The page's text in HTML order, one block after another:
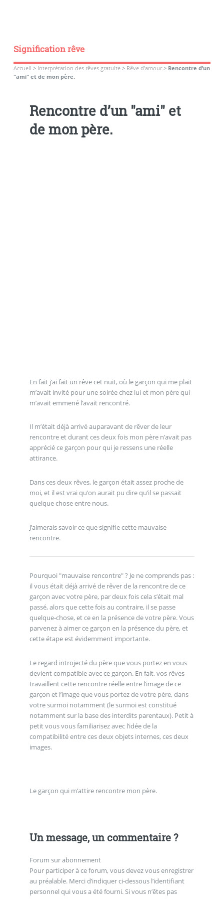
Signification rêve
Accueil > Interprétation des rêves gratuite> Rêve d’amour> Rencontre d’un
"ami" et de mon père.
Rencontre d’un "ami" et
de mon père.
En fait j’ai fait un rêve cet nuit, où le garçon qui me plait
m’avait invité pour une soirée chez lui et mon père qui
m’avait emmené l’avait rencontré.
Il m’était déjà arrivé auparavant de rêver de leur
rencontre et durant ces deux fois mon père n’avait pas
apprécié ce garçon pour qui je ressens une réelle
attirance.
Dans ces deux rêves, le garçon était assez proche de
moi, et il est vrai qu’on aurait pu dire qu’il se passait
quelque chose entre nous.
J’aimerais savoir ce que signifie cette mauvaise
rencontre.
Pourquoi "mauvaise rencontre" ? Je ne comprends pas :
il vous était déjà arrivé de rêver de la rencontre de ce
garçon avec votre père, par deux fois cela s’était mal
passé, alors que cette fois au contraire, il se passe
quelque-chose, et ce en la présence de votre père. Vous
parvenez à aimer ce garçon en la présence du père, et
cette étape est évidemment importante.
Le regard introjecté du père que vous portez en vous
devient compatible avec ce garçon. En fait, vos rêves
travaillent cette rencontre réelle entre l’image de ce
garçon et l’image que vous portez de votre père, dans
votre surmoi notamment (le surmoi est constitué
notamment sur la base des interdits parentaux). Petit à
petit vous vous familiarisez avec l’idée de la
compatibilité entre ces deux objets internes, ces deux
images.
Le garçon qui m’attire rencontre mon père.
Un message, un commentaire ?
Forum sur abonnement
Pour participer à ce forum, vous devez vous enregistrer
au préalable. Merci d’indiquer ci-dessous l’identifiant
personnel qui vous a été fourni. Si vous n’êtes pas